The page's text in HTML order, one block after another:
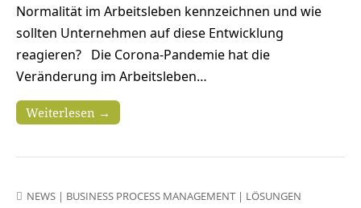
Normalität im Arbeitsleben kennzeichnen und wie
sollten Unternehmen auf diese Entwicklung
reagieren? Die Corona-Pandemie hat die
Veränderung im Arbeitsleben…
Weiterlesen →
NEWS | BUSINESS PROCESS MANAGEMENT | LÖSUNGEN